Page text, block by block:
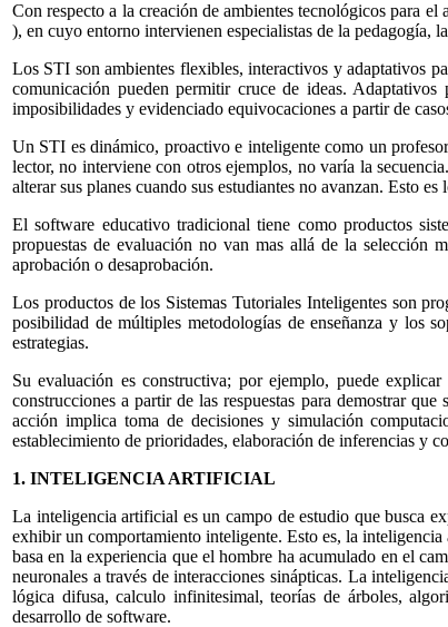
Con respecto a la creación de ambientes tecnológicos para
), en cuyo entorno intervienen especialistas de la pedagogía,
Los STI son ambientes flexibles, interactivos y adaptativos
comunicación pueden permitir cruce de ideas. Adaptativos
imposibilidades y evidenciado equivocaciones a partir de
Un STI es dinámico, proactivo e inteligente como un
lector, no interviene con otros ejemplos, no varía la
alterar sus planes cuando sus estudiantes no avanzan. Esto
El software educativo tradicional tiene como productos
propuestas de evaluación no van mas allá de la selección
aprobación o desaprobación.
Los productos de los Sistemas Tutoriales Inteligentes son
posibilidad de múltiples metodologías de enseñanza y los
estrategias.
Su evaluación es constructiva; por ejemplo, puede
construcciones a partir de las respuestas para demostrar
acción implica toma de decisiones y simulación
establecimiento de prioridades, elaboración de inferencias y
1. INTELIGENCIA ARTIFICIAL
La inteligencia artificial es un campo de estudio que busca
exhibir un comportamiento inteligente. Esto es, la
basa en la experiencia que el hombre ha acumulado en el
neuronales a través de interacciones sinápticas. La
lógica difusa, calculo infinitesimal, teorías de árboles,
desarrollo de software.